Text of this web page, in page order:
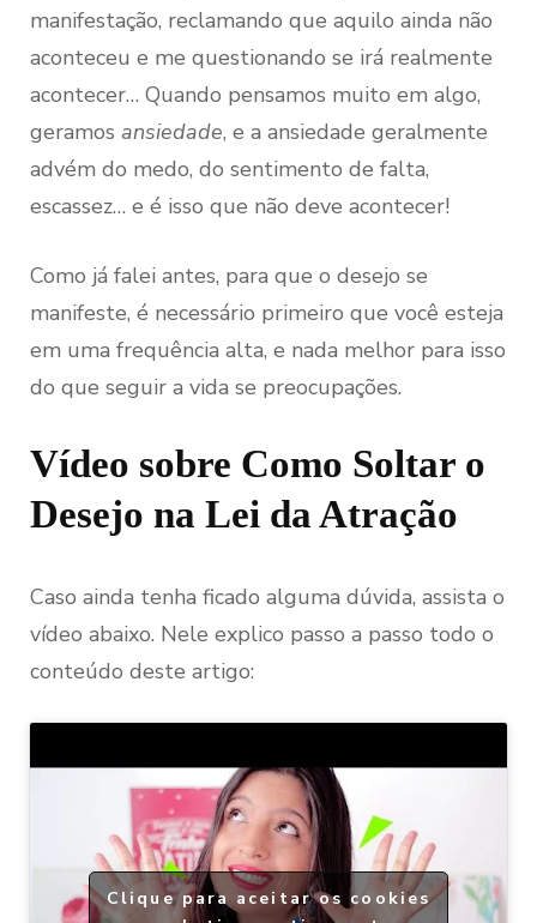
manifestação, reclamando que aquilo ainda não
aconteceu e me questionando se irá realmente
acontecer… Quando pensamos muito em algo,
geramos ansiedade, e a ansiedade geralmente
advém do medo, do sentimento de falta,
escassez… e é isso que não deve acontecer!
Como já falei antes, para que o desejo se
manifeste, é necessário primeiro que você esteja
em uma frequência alta, e nada melhor para isso
do que seguir a vida se preocupações.
Vídeo sobre Como Soltar o
Desejo na Lei da Atração
Caso ainda tenha ficado alguma dúvida, assista o
vídeo abaixo. Nele explico passo a passo todo o
conteúdo deste artigo:
Clique para aceitar os cookies